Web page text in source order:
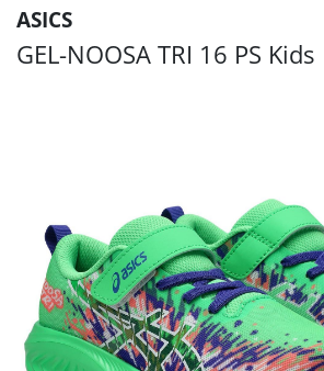
ASICS
GEL-NOOSA TRI 16 PS Kids